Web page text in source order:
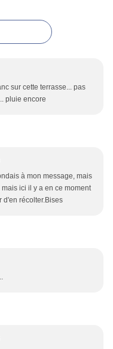
sur cette terrasse... pas
pluie encore
à mon message, mais
ici il y a en ce moment
d'en récolter.Bises